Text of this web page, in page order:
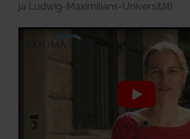
ja Ludwig-Maximilians-Universität).